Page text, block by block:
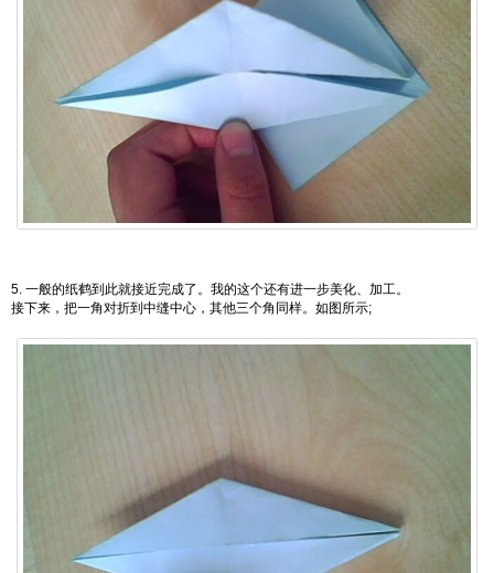
5. 一般的纸鹤到此就接近完成了。我的这个还有进一步美化、加工。
接下来，把一角对折到中缝中心，其他三个角同样。如图所示;